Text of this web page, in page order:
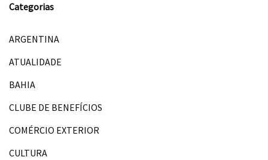
Categorias
ARGENTINA
ATUALIDADE
BAHIA
CLUBE DE BENEFÍCIOS
COMÉRCIO EXTERIOR
CULTURA